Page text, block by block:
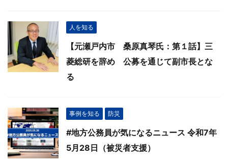
人を知る
【元瀬戸内市 桑原真琴氏：第１話】三
菱総研を辞め 公募を通じて副市長とな
る
事例を知る 防災
#地方公務員が気になるニュース 令和7年
5月28日（被災者支援）